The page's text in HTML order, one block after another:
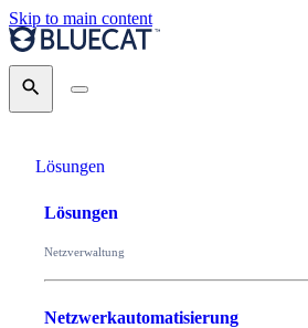
Skip to main content
Search
Lösungen
Lösungen
Netzverwaltung
Netzwerkautomatisierung